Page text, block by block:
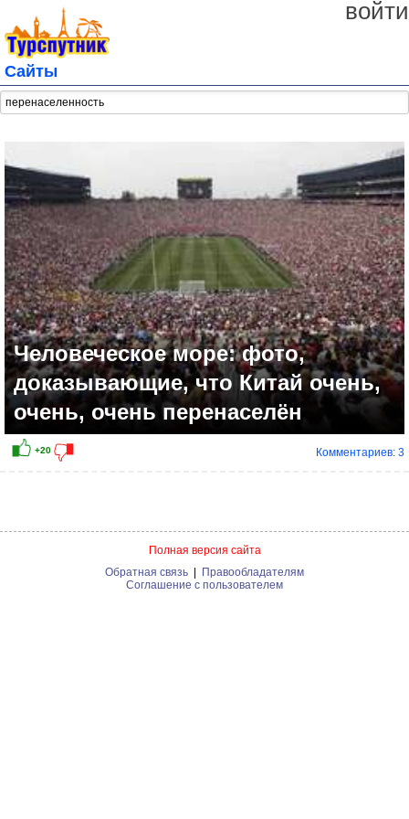
войти
Сайты
Человеческое море: фото,
доказывающие, что Китай очень,
очень, очень перенаселён
Комментариев: 3
Полная версия сайта
Обратная связь | Правообладателям
Соглашение с пользователем